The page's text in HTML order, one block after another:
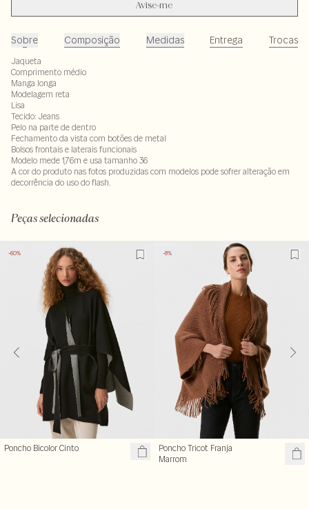
Avise-me
Sobre Composição Medidas Entrega Trocas
Jaqueta
Comprimento médio
Manga longa
Modelagem reta
Lisa
Tecido: Jeans
Pelo na parte de dentro
Fechamento da vista com botões de metal
Bolsos frontais e laterais funcionais
Modelo mede 1,76m e usa tamanho 36
A cor do produto nas fotos produzidas com modelos pode sofrer alteração em
decorrência do uso do flash.
Peças selecionadas
-60%
Poncho Bicolor Cinto
-8%
Poncho Tricot Franja
Marrom